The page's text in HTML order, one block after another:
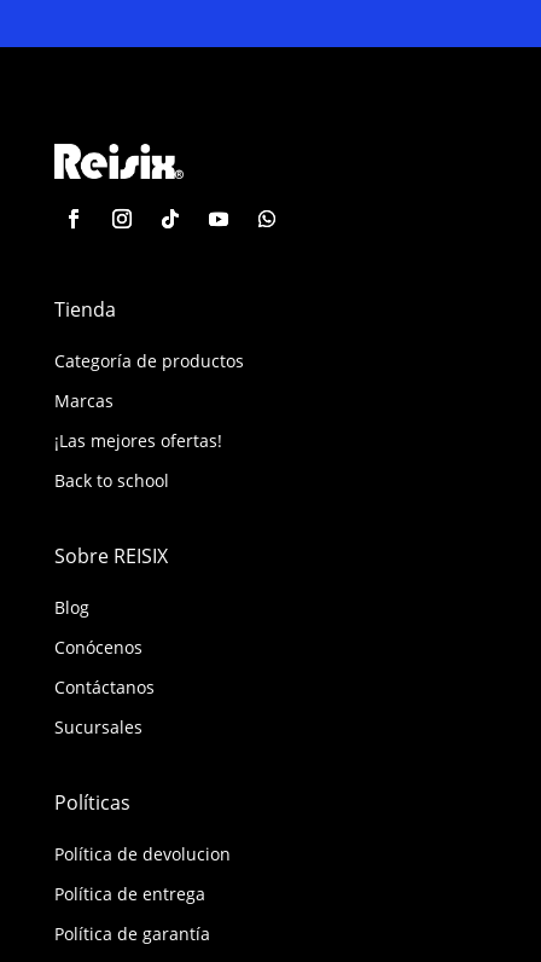
Tienda
Categoría de productos
Marcas
¡Las mejores ofertas!
Back to school
Sobre REISIX
Blog
Conócenos
Contáctanos
Sucursales
Políticas
Política de devolucion
Política de entrega
Política de garantía